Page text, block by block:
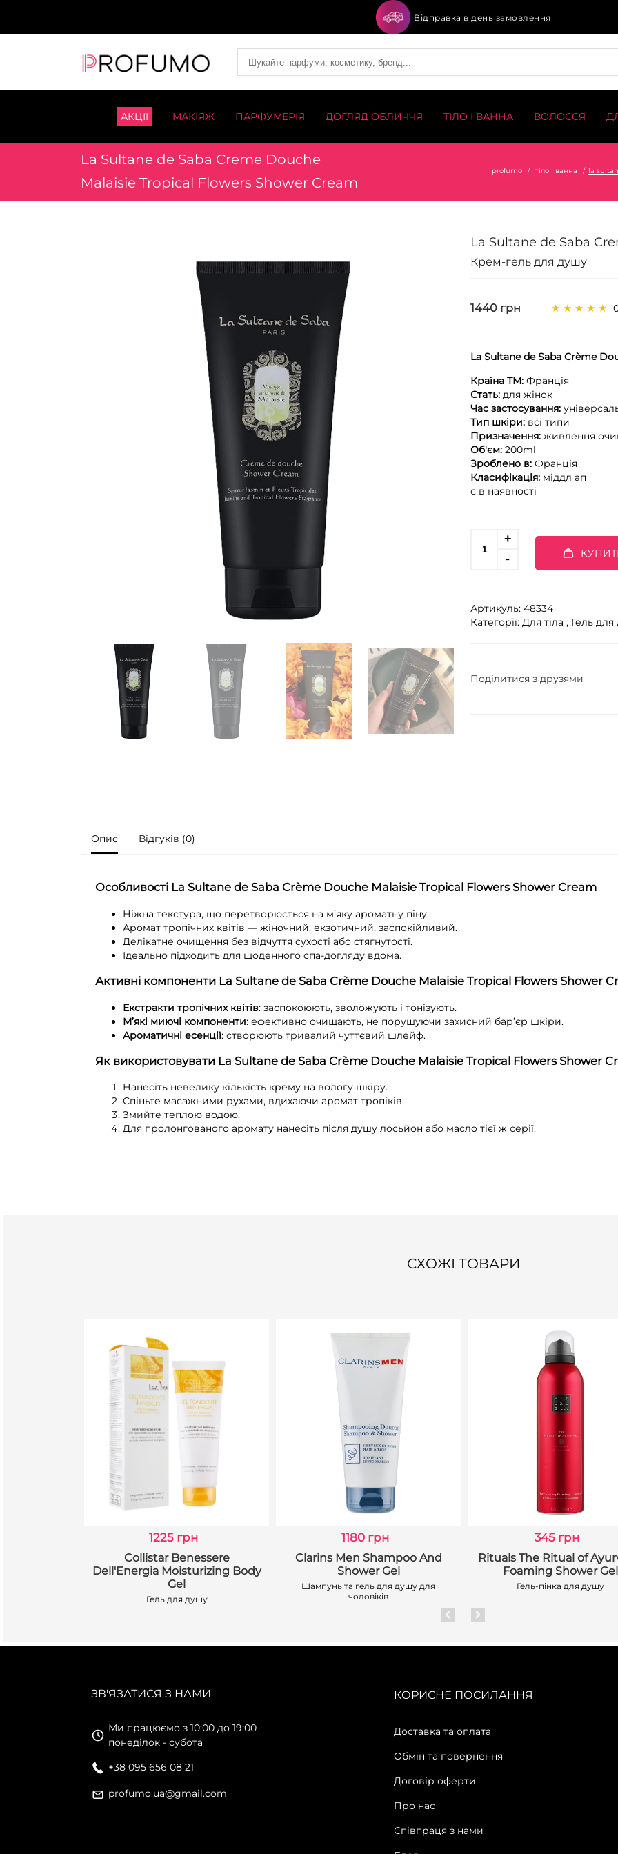
Відправка в день замовлення
АКЦІЇ МАКІЯЖ ПАРФУМЕРІЯ ДОГЛЯД ОБЛИЧЧЯ ТІЛО І ВАННА ВОЛОССЯ
La Sultane de Saba Creme Douche
Malaisie Tropical Flowers Shower Cream
profumo тіло і ванна la
La Sultane de Saba
Крем-гель для душу
1440 грн
La Sultane de Saba Crème
Країна ТМ: Франція
Стать: для жінок
Час застосування:
Тип шкіри: всі типи
Призначення: живлення
Об'єм: 200ml
Зроблено в: Франція
Класифікація: міддл ап
є в наявності
Артикуль: 48334
Категорії: Для тіла , Гель
Поділитися з друзями
Опис Відгуків (0)
Особливості La Sultane de Saba Crème Douche Malaisie Tropical Flowers Shower Cream
Ніжна текстура, що перетворюється на м’яку ароматну піну.
Аромат тропічних квітів — жіночний, екзотичний, заспокійливий.
Делікатне очищення без відчуття сухості або стягнутості.
Ідеально підходить для щоденного спа-догляду вдома.
Активні компоненти La Sultane de Saba Crème Douche Malaisie Tropical Flowers Shower
Екстракти тропічних квітів: заспокоюють, зволожують і тонізують.
М’які миючі компоненти: ефективно очищають, не порушуючи захисний бар’єр шкіри.
Ароматичні есенції: створюють тривалий чуттєвий шлейф.
Як використовувати La Sultane de Saba Crème Douche Malaisie Tropical Flowers Shower
Нанесіть невелику кількість крему на вологу шкіру.
Спіньте масажними рухами, вдихаючи аромат тропіків.
Змийте теплою водою.
Для пролонгованого аромату нанесіть після душу лосьйон або масло тієї ж серії.
СХОЖІ ТОВАРИ
1225 грн
Collistar Benessere
Dell'Energia Moisturizing Body
Gel
Гель для душу
1180 грн
Clarins Men Shampoo And
Shower Gel
Шампунь та гель для душу для
чоловіків
345 грн
Rituals The Ritual of
Foaming Shower Gel
Гель-пінка для душу
ЗВ'ЯЗАТИСЯ З НАМИ
Ми працюємо з 10:00 до 19:00
понеділок - субота
+38 095 656 08 21
profumo.ua@gmail.com
КОРИСНЕ ПОСИЛАННЯ
Доставка та оплата
Обмін та повернення
Договір оферти
Про нас
Співпраця з нами